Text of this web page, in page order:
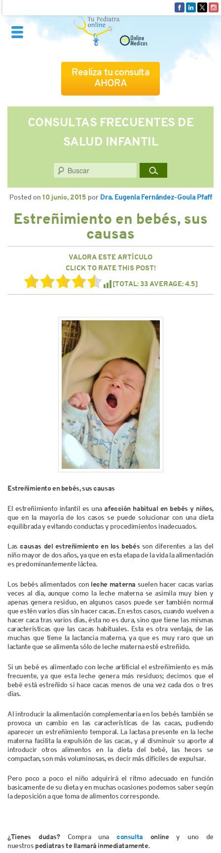
Realiza tu consulta
AHORA
QUIÉNES SOMOS
CÓMO FUNCIONA
CUADRO MÉDICO
CONSULTAS FRECUENTES
CONTACTO
CONSULTAS FRECUENTES DE
SALUD INFANTIL
Posted on 10 junio, 2015 por Dra. Eugenia Fernández-Goula Pfaff
Estreñimiento en bebés, sus
causas
VALORA ESTE ARTÍCULO
CLICK TO RATE THIS POST!
[TOTAL: 33AVERAGE:4.5]
Estreñimiento en bebés, sus causas
El estreñimiento infantil es unaafección habitual en bebés y niños,
que en la mayoría de los casos se puede solucionar con una dieta
equilibrada y evitando conductas y procedimientos inadecuados.
Lascausas del estreñimiento en los bebésson diferentes a las del
niño mayor de dos años, ya que en esta etapa de la vida la alimentación
es predominantemente láctea.
Los bebés alimentados con leche materna suelen hacer cacas varias
veces al día, aunque como la leche materna se asimila muy bien y
apenas genera residuo, en algunos casos puede ser también normal
que estén varios días sin hacer cacas. En estos casos, cuando vuelven a
hacer caca tras varios días, ésta no es dura, sino que tiene las mismas
características que las cacas habituales. Esta es otra ventaja, de las
muchas que tiene la lactancia materna, ya que es muy raro que un
lactante que se alimenta sólo de leche materna esté estreñido.
Si un bebé es alimentado con leche artificial el estreñimiento es más
frecuente, ya que esta leche genera más residuos; decimos que el
bebé está estreñido si hace cacas menos de una vez cada dos o tres
días.
Al introducir la alimentación complementaria en los bebés también se
provoca un cambio en las características de las cacas, pudiendo
aparecer un estreñimiento temporal. La lactasa presente en la leche
materna facilita la expulsión de las cacas, y al disminuir su aporte al
introducir otros alimentos en la dieta del bebé, las heces se
compactan, son más voluminosas, es decir más difíciles de expulsar.
Pero poco a poco el niño adquirirá el ritmo adecuado en función
basicamente de su dieta y en muchas ocasiones podemos saber según
la deposición a que toma de alimentos corresponde.
¿Tienes dudas?Compra unaconsulta online
y uno de
nuestros pediatras te llamará inmediatamente.